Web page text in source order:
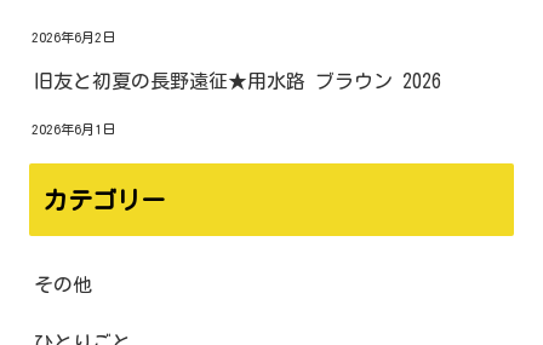
2026年6月2日
旧友と初夏の長野遠征★用水路 ブラウン 2026
2026年6月1日
カテゴリー
その他